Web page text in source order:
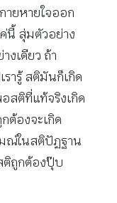
ายหายใจออก
ค่นี้ สุ่มตัวอย่าง
งเดียว ถ้า
รารู้ สติมันก็เกิด
สติที่แท้จริงเกิด
ต้องจะเกิด
ณ์ในสติปัฏฐาน
ถูกต้องปุ๊บ